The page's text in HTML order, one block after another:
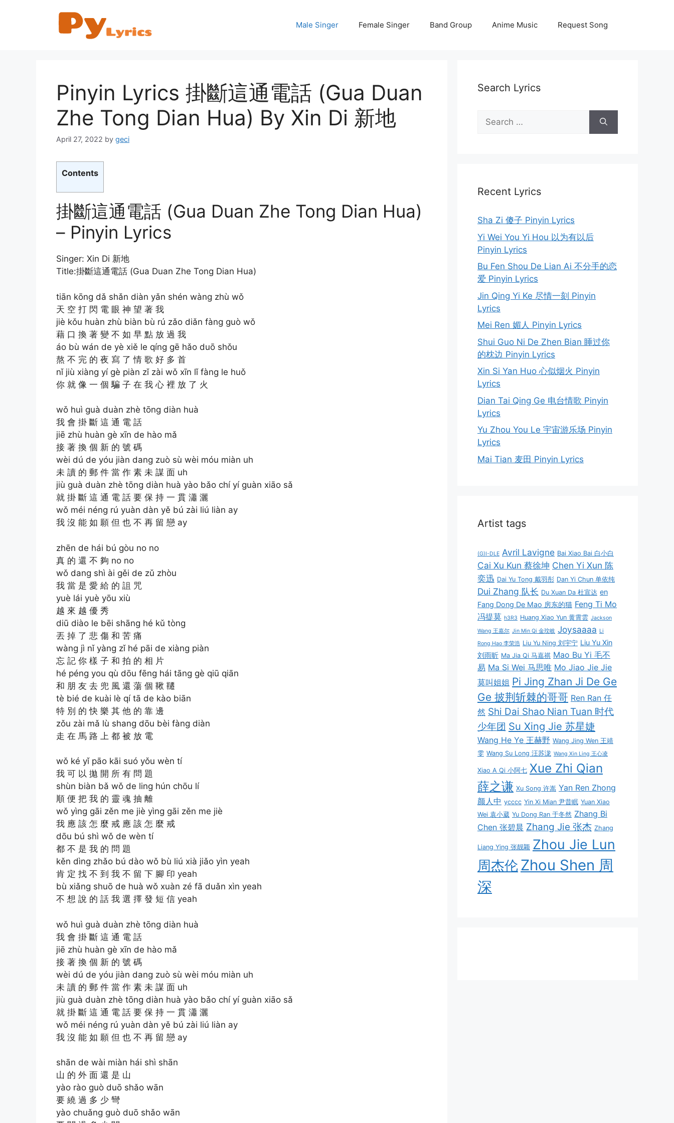
Male Singer Female Singer Band Group Anime Music Request Song
Pinyin Lyrics 掛斷這通電話 (Gua Duan
Zhe Tong Dian Hua) By Xin Di 新地
April 27, 2022 by geci
Contents
掛斷這通電話 (Gua Duan Zhe Tong Dian Hua)
– Pinyin Lyrics
Singer: Xin Di 新地
Title:掛斷這通電話 (Gua Duan Zhe Tong Dian Hua)
tiān kōng dǎ shǎn diàn yǎn shén wàng zhù wǒ
天 空 打 閃 電 眼 神 望 著 我
jiè kǒu huàn zhù biàn bù rú zǎo diǎn fàng guò wǒ
藉 口 換 著 變 不 如 早 點 放 過 我
áo bù wán de yè xiě le qíng gē hǎo duō shǒu
熬 不 完 的 夜 寫 了 情 歌 好 多 首
nǐ jiù xiàng yí gè piàn zǐ zài wǒ xīn lǐ fàng le huǒ
你 就 像 一 個 騙 子 在 我 心 裡 放 了 火
wǒ huì guà duàn zhè tōng diàn huà
我 會 掛 斷 這 通 電 話
jiē zhù huàn gè xīn de hào mǎ
接 著 換 個 新 的 號 碼
wèi dú de yóu jiàn dang zuò sù wèi móu miàn uh
未 讀 的 郵 件 當 作 素 未 謀 面 uh
jiù guà duàn zhè tōng diàn huà yào bǎo chí yí guàn xiāo sǎ
就 掛 斷 這 通 電 話 要 保 持 一 貫 瀟 灑
wǒ méi néng rú yuàn dàn yě bú zài liú liàn ay
我 沒 能 如 願 但 也 不 再 留 戀 ay
zhēn de hái bú gòu no no
真 的 還 不 夠 no no
wǒ dang shì ài gěi de zǔ zhòu
我 當 是 愛 給 的 詛 咒
yuè lái yuè yōu xiù
越 來 越 優 秀
diū diào le bēi shāng hé kǔ tòng
丟 掉 了 悲 傷 和 苦 痛
wàng jì nǐ yàng zǐ hé pāi de xiàng piàn
忘 記 你 樣 子 和 拍 的 相 片
hé péng you qù dōu fēng hái tāng gè qiū qiān
和 朋 友 去 兜 風 還 蕩 個 鞦 韆
tè bié de kuài lè qí tā de kào biān
特 別 的 快 樂 其 他 的 靠 邊
zǒu zài mǎ lù shang dōu bèi fàng diàn
走 在 馬 路 上 都 被 放 電
wǒ ké yǐ pāo kāi suó yǒu wèn tí
我 可 以 拋 開 所 有 問 題
shùn biàn bǎ wǒ de ling hún chōu lí
順 便 把 我 的 靈 魂 抽 離
wǒ yìng gāi zěn me jiè yìng gāi zěn me jiè
我 應 該 怎 麼 戒 應 該 怎 麼 戒
dōu bú shì wǒ de wèn tí
都 不 是 我 的 問 題
kěn dìng zhǎo bú dào wǒ bù liú xià jiǎo yìn yeah
肯 定 找 不 到 我 不 留 下 腳 印 yeah
bù xiǎng shuō de huà wǒ xuàn zé fā duǎn xìn yeah
不 想 說 的 話 我 選 擇 發 短 信 yeah
wǒ huì guà duàn zhè tōng diàn huà
我 會 掛 斷 這 通 電 話
jiē zhù huàn gè xīn de hào mǎ
接 著 換 個 新 的 號 碼
wèi dú de yóu jiàn dang zuò sù wèi móu miàn uh
未 讀 的 郵 件 當 作 素 未 謀 面 uh
jiù guà duàn zhè tōng diàn huà yào bǎo chí yí guàn xiāo sǎ
就 掛 斷 這 通 電 話 要 保 持 一 貫 瀟 灑
wǒ méi néng rú yuàn dàn yě bú zài liú liàn ay
我 沒 能 如 願 但 也 不 再 留 戀 ay
shān de wài miàn hái shì shān
山 的 外 面 還 是 山
yào rào guò duō shǎo wān
要 繞 過 多 少 彎
yào chuǎng guò duō shǎo wān
Search Lyrics
Search
for:
Recent Lyrics
Sha Zi 傻子 Pinyin Lyrics
Yi Wei You Yi Hou 以为有以后
Pinyin Lyrics
Bu Fen Shou De Lian Ai 不分手的恋
爱 Pinyin Lyrics
Jin Qing Yi Ke 尽情一刻 Pinyin
Lyrics
Mei Ren 媚人 Pinyin Lyrics
Shui Guo Ni De Zhen Bian 睡过你
的枕边 Pinyin Lyrics
Xin Si Yan Huo 心似烟火 Pinyin
Lyrics
Dian Tai Qing Ge 电台情歌 Pinyin
Lyrics
Yu Zhou You Le 宇宙游乐场 Pinyin
Lyrics
Mai Tian 麦田 Pinyin Lyrics
Artist tags
(G)I-DLE Avril Lavigne Bai Xiao Bai 白小白
Cai Xu Kun 蔡徐坤 Chen Yi Xun 陈
奕迅 Dai Yu Tong 戴羽彤 Dan Yi Chun 单依纯
Dui Zhang 队长 Du Xuan Da 杜宣达 en
Fang Dong De Mao 房东的猫 Feng Ti Mo
冯提莫 h3R3 Huang Xiao Yun 黄霄雲 Jackson
Wang 王嘉尔 Jin Min Qi 金玟岐 Joysaaaa Li
Rong Hao 李荣浩 Liu Yu Ning 刘宇宁 Liu Yu Xin
刘雨昕 Ma Jia Qi 马嘉祺 Mao Bu Yi 毛不
易 Ma Si Wei 马思唯 Mo Jiao Jie Jie
莫叫姐姐 Pi Jing Zhan Ji De Ge
Ge 披荆斩棘的哥哥 Ren Ran 任
然 Shi Dai Shao Nian Tuan 时代
少年团 Su Xing Jie 苏星婕
Wang He Ye 王赫野 Wang Jing Wen 王靖
雯 Wang Su Long 汪苏泷 Wang Xin Ling 王心凌
Xiao A Qi 小阿七 Xue Zhi Qian
薛之谦 Xu Song 许嵩 Yan Ren Zhong
颜人中 ycccc Yin Xi Mian 尹昔眠 Yuan Xiao
Wei 袁小葳 Yu Dong Ran 于冬然 Zhang Bi
Chen 张碧晨 Zhang Jie 张杰 Zhang
Liang Ying 张靓颖 Zhou Jie Lun
周杰伦Zhou Shen 周
深